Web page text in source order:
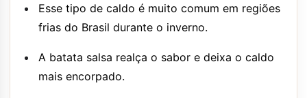
Esse tipo de caldo é muito comum em regiões
frias do Brasil durante o inverno.
A batata salsa realça o sabor e deixa o caldo
mais encorpado.